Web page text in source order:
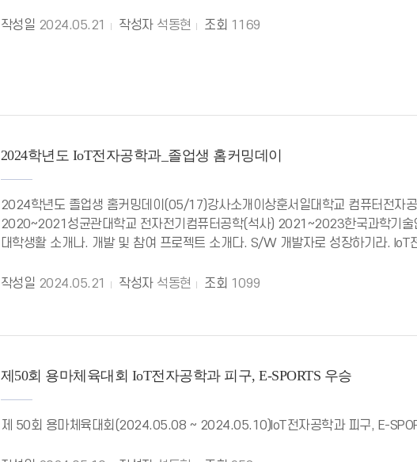
작성일 2024.05.21 작성자 석동현 조회 1169
2024학년도 IoT전자공학과_졸업생 홈커밍데이
2024학년도 졸업생 홈커밍데이(05/17)강사소개이상훈서일대학교 컴퓨터전자
2020~2021성균관대학교 전자전기컴퓨터공학(석사) 2021~2023한국과학기
대학생활 소개나. 개발 및 참여 프로젝트 소개다. S/W 개발자로 성장하기라.
작성일 2024.05.21 작성자 석동현 조회 1099
제50회 용마체육대회 IoT전자공학과 피구, E-SPORTS 우승
제 50회 용마체육대회(2024.05.08 ~ 2024.05.10)IoT전자공학과 피구, E-